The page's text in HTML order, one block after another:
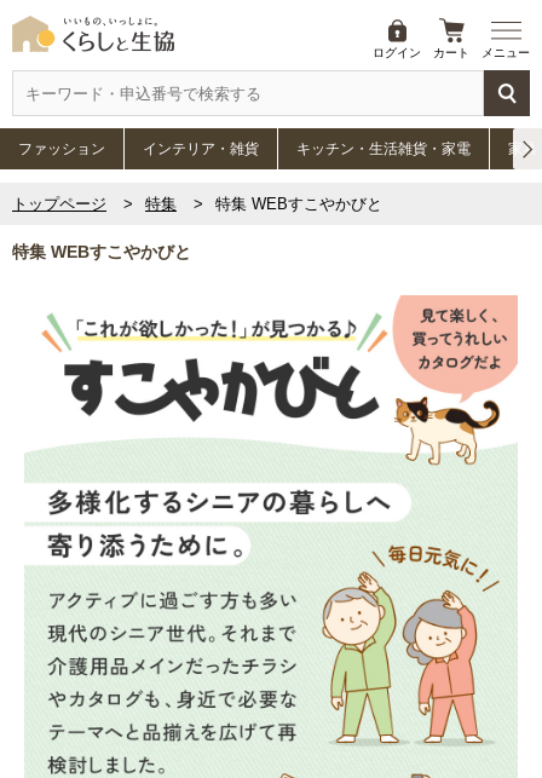
ログイン カート メニュー
ファッション インテリア・雑貨 キッチン・生活雑貨・家電 家具
トップページ 特集 特集 WEBすこやかびと
特集 WEBすこやかびと